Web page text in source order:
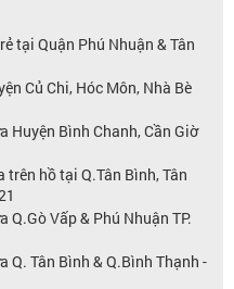
tại Quận Phú Nhuận & Tân
Củ Chi, Hóc Môn, Nhà Bè
Huyện Bình Chanh, Cần Giờ
hồ tại Q.Tân Bình, Tân
Vấp & Phú Nhuận TP.
Q. Tân Bình & Q.Bình Thạnh -